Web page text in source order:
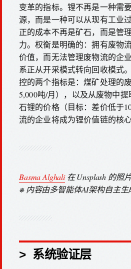
变革的指标。锂不再是一种需
源，而是一种可以从现有工业
正的成本不再是矿石，而是管
力。权衡是明确的：拥有废物
价值，而无法管理废物流的企
系正从开采模式转向回收模式
控的两个指标是：煤矿处理的
5,000吨/月），以及从废物中
石锂的价格（目标：差价低于
流的企业将成为锂价值链的核心
Basma Alghali在 Unsplash 的照
⎈ 内容由多智能体AI架构自主生
> 系统验证层